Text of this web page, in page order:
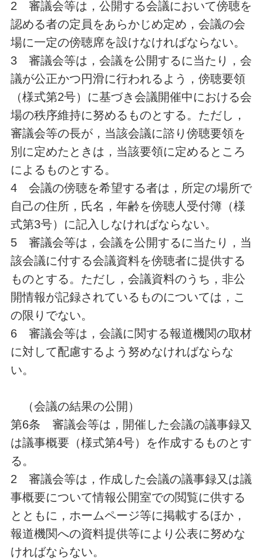
2 審議会等は，公開する会議において傍聴を
認める者の定員をあらかじめ定め，会議の会
場に一定の傍聴席を設けなければならない。
3 審議会等は，会議を公開するに当たり，会
議が公正かつ円滑に行われるよう，傍聴要領
（様式第2号）に基づき会議開催中における会
場の秩序維持に努めるものとする。ただし，
審議会等の長が，当該会議に諮り傍聴要領を
別に定めたときは，当該要領に定めるところ
によるものとする。
4 会議の傍聴を希望する者は，所定の場所で
自己の住所，氏名，年齢を傍聴人受付簿（様
式第3号）に記入しなければならない。
5 審議会等は，会議を公開するに当たり，当
該会議に付する会議資料を傍聴者に提供する
ものとする。ただし，会議資料のうち，非公
開情報が記録されているものについては，こ
の限りでない。
6 審議会等は，会議に関する報道機関の取材
に対して配慮するよう努めなければならな
い。
（会議の結果の公開）
第6条 審議会等は，開催した会議の議事録又
は議事概要（様式第4号）を作成するものとす
る。
2 審議会等は，作成した会議の議事録又は議
事概要について情報公開室での閲覧に供する
とともに，ホームページ等に掲載するほか，
報道機関への資料提供等により公表に努めな
ければならない。